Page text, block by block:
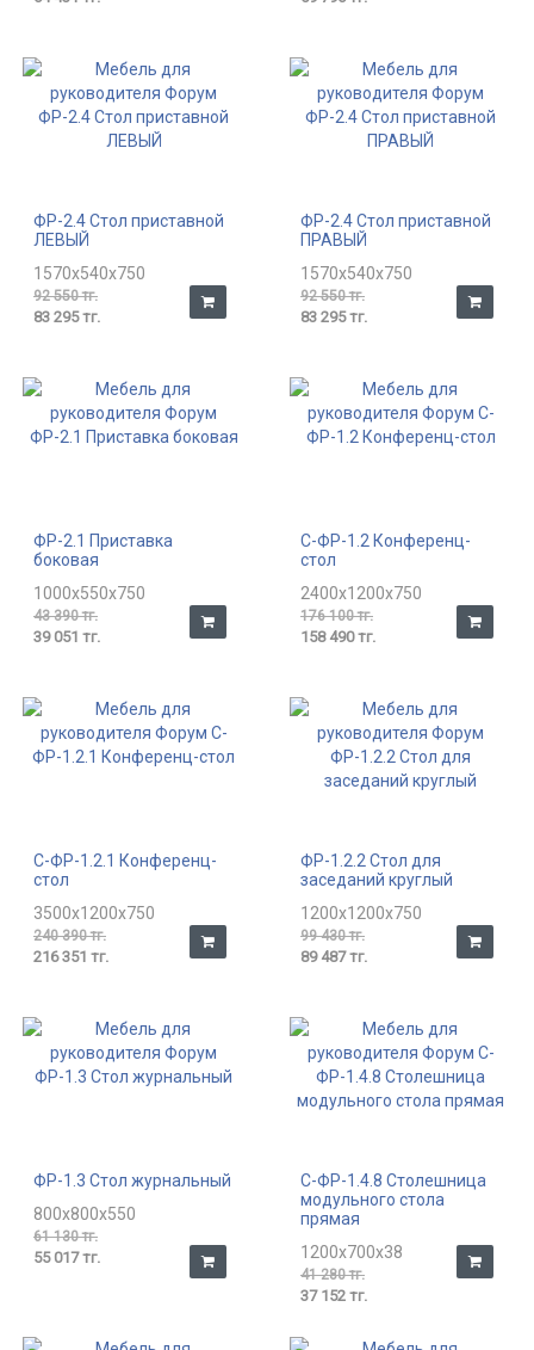
ФР-2.4 Стол приставной
ЛЕВЫЙ
1570x540x750
92 550 тг.
83 295 тг.
ФР-2.4 Стол приставной
ПРАВЫЙ
1570x540x750
92 550 тг.
83 295 тг.
ФР-2.1 Приставка
боковая
1000x550x750
43 390 тг.
39 051 тг.
С-ФР-1.2 Конференц-
стол
2400x1200x750
176 100 тг.
158 490 тг.
С-ФР-1.2.1 Конференц-
стол
3500x1200x750
240 390 тг.
216 351 тг.
ФР-1.2.2 Стол для
заседаний круглый
1200x1200x750
99 430 тг.
89 487 тг.
ФР-1.3 Стол журнальный
800x800x550
61 130 тг.
55 017 тг.
С-ФР-1.4.8 Столешница
модульного стола
прямая
1200x700x38
41 280 тг.
37 152 тг.